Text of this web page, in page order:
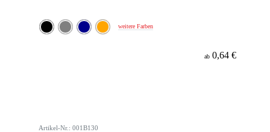
weitere Farben
ab 0,64 €
Artikel-Nr.: 001B130